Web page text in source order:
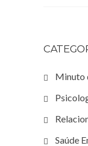
Minuto
Saúde